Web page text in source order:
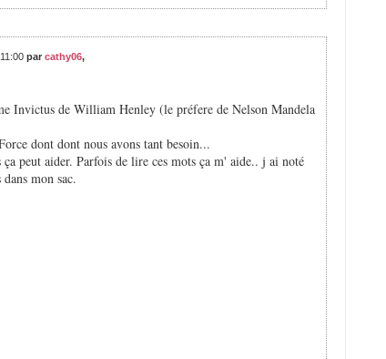
par cathy06,
Invictus de William Henley (le préfere de Nelson Mandela
dont dont nous avons tant besoin...
peut aider. Parfois de lire ces mots ça m' aide.. j ai noté
mon sac.